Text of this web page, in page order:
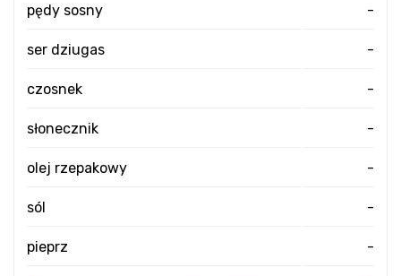
pędy sosny -
ser dziugas -
czosnek -
słonecznik -
olej rzepakowy -
sól -
pieprz -